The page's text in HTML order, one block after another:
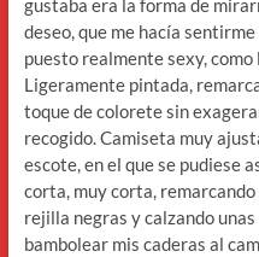
gustaba era la forma de
deseo, que me hacía
puesto realmente sexy, como
Ligeramente pintada,
toque de colorete sin
recogido. Camiseta muy
escote, en el que se pudiese
corta, muy corta,
rejilla negras y calzando
bambolear mis caderas al